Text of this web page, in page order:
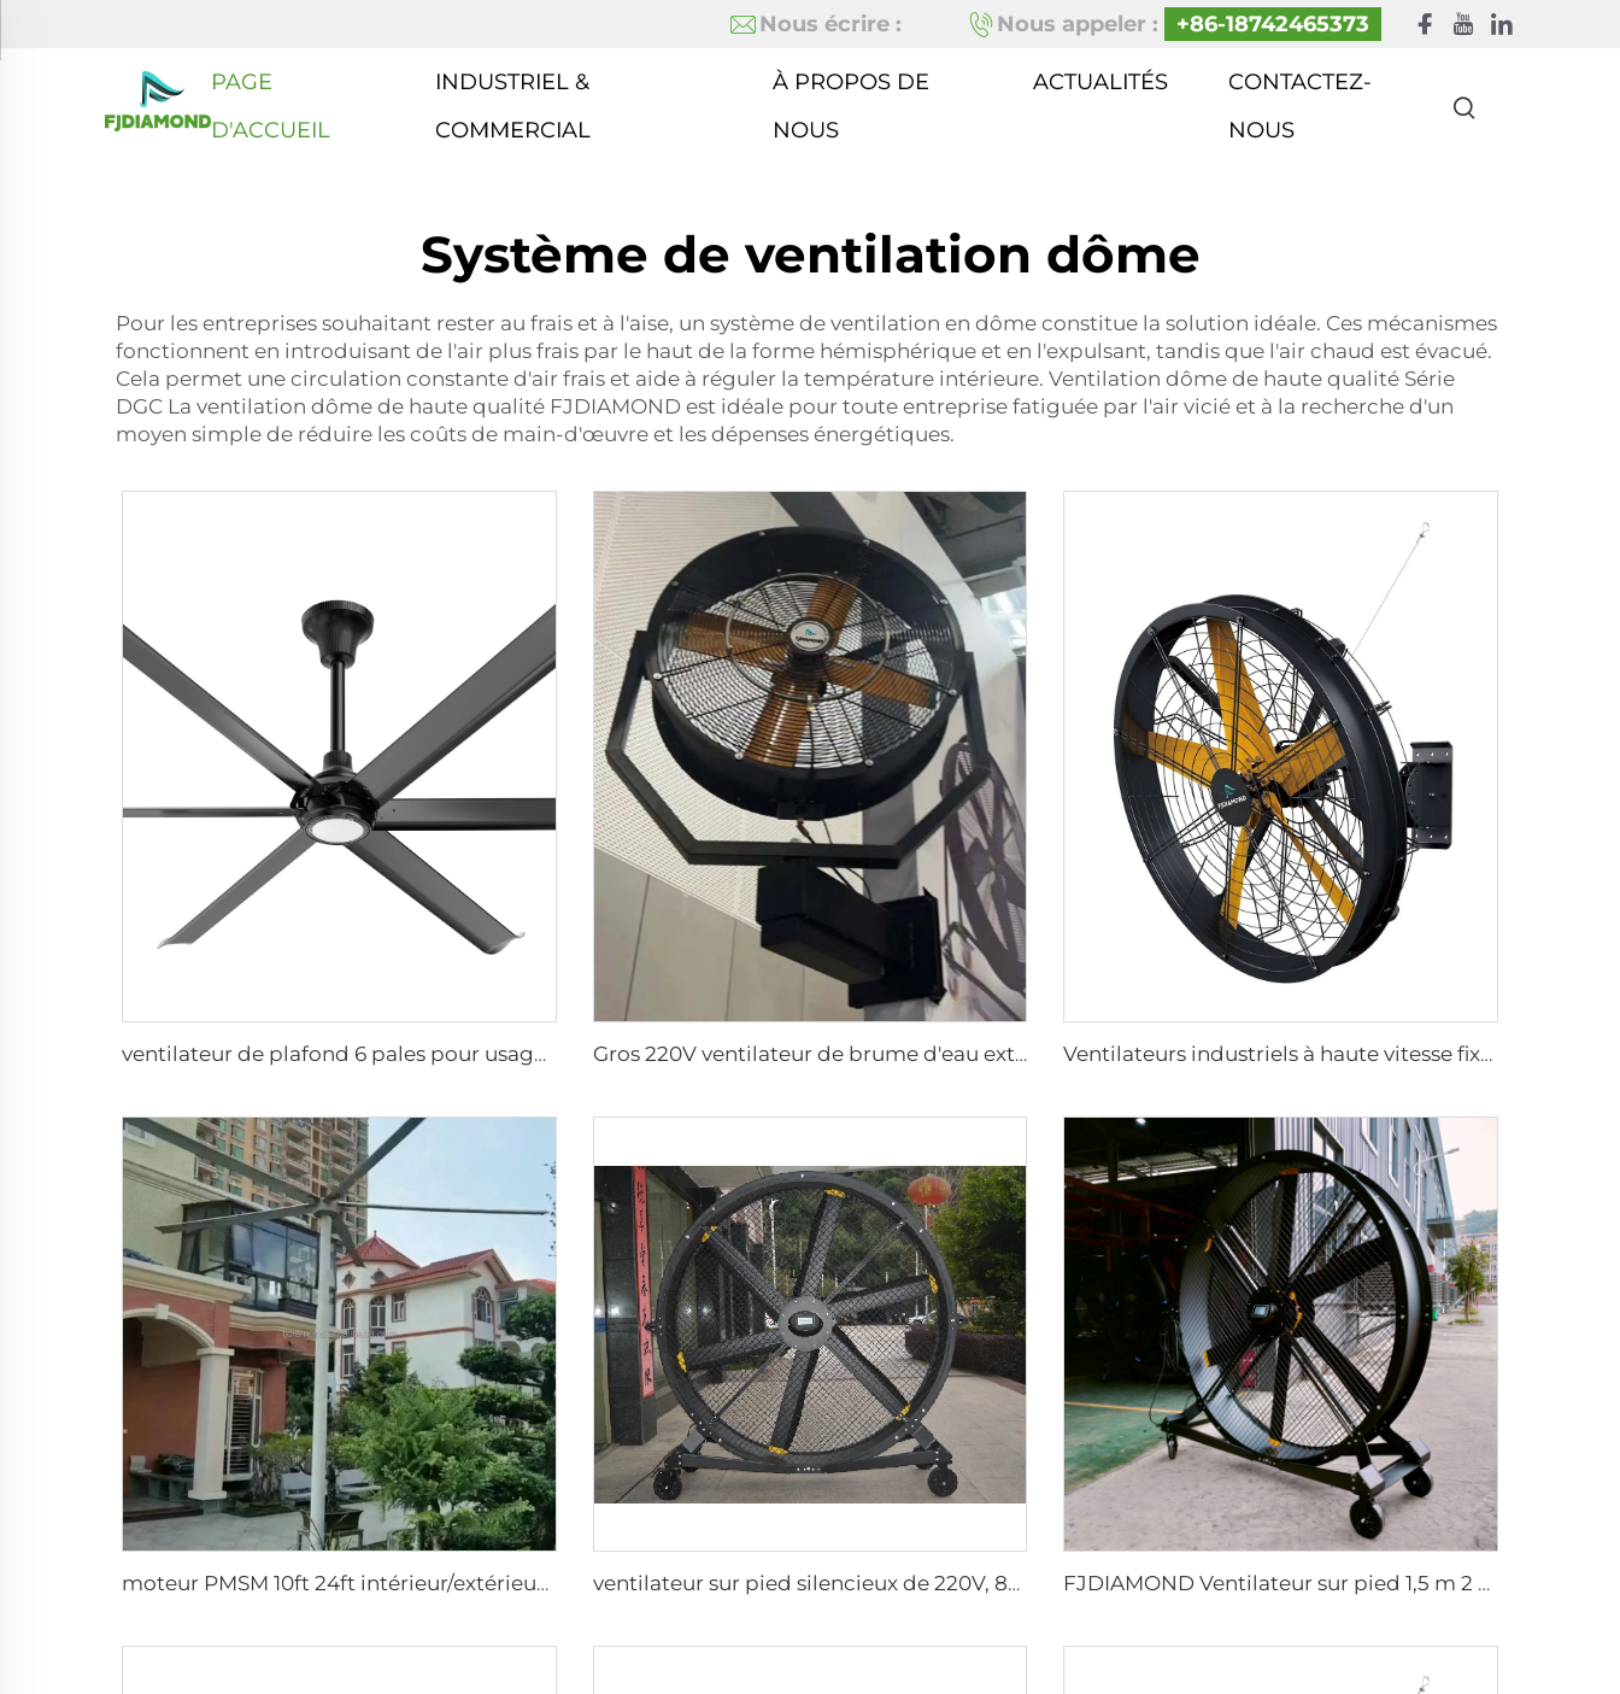
Nous écrire : Nous appeler : +86-18742465373
PAGE
D'ACCUEIL
INDUSTRIEL &
COMMERCIAL
À PROPOS DE
NOUS
ACTUALITÉS
CONTACTEZ-
NOUS
Système de ventilation dôme
Pour les entreprises souhaitant rester au frais et à l'aise, un système de ventilation en dôme constitue la solution idéale. Ces mécanismes
fonctionnent en introduisant de l'air plus frais par le haut de la forme hémisphérique et en l'expulsant, tandis que l'air chaud est évacué.
Cela permet une circulation constante d'air frais et aide à réguler la température intérieure. Ventilation dôme de haute qualité Série
DGC La ventilation dôme de haute qualité FJDIAMOND est idéale pour toute entreprise fatiguée par l'air vicié et à la recherche d'un
moyen simple de réduire les coûts de main-d'œuvre et les dépenses énergétiques.
ventilateur de plafond 6 pales pour usage domestique, ventilateur commercial pour bureau et salon avec éclairage LED Gros 220V ventilateur de brume d'eau extérieur pour restaurant rafraîchissement d'air été avec oscillation Ventilateurs industriels à haute vitesse fixés au mur de grande qualité avec moteur 220V pour usines, restaurants, fermes et hôtels
moteur PMSM 10ft 24ft intérieur/extérieur IP66 grand débit faible vitesse ventilateur ventilateur sur pied silencieux de 220V, 80 pouces, 2000mm en aluminium, mobile pour gymnases FJDIAMOND Ventilateur sur pied 1,5 m 2 m 80 pouces contrôle par téléphone portable WIFI silencieux 2000 mm en aluminium pour gymnase